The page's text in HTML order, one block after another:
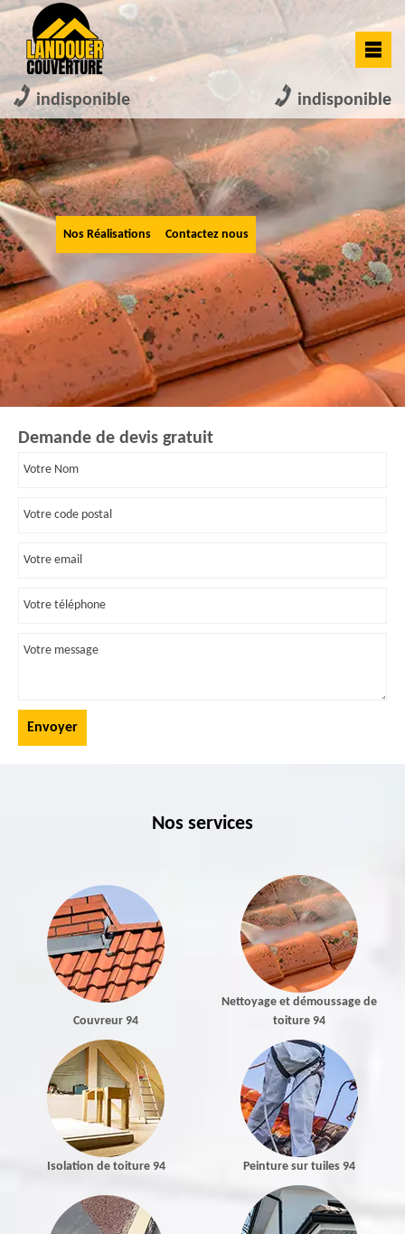
indisponible indisponible
Nos Réalisations Contactez nous
Demande de devis gratuit
Nos services
Couvreur 94
Nettoyage et démoussage de
toiture 94
Isolation de toiture 94 Peinture sur tuiles 94